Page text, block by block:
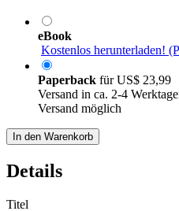
eBook
Kostenlos herunterladen!
Paperback fürUS$ 23,99
Versand in ca. 2-4
Versand möglich
In den Warenkorb
Details
Titel